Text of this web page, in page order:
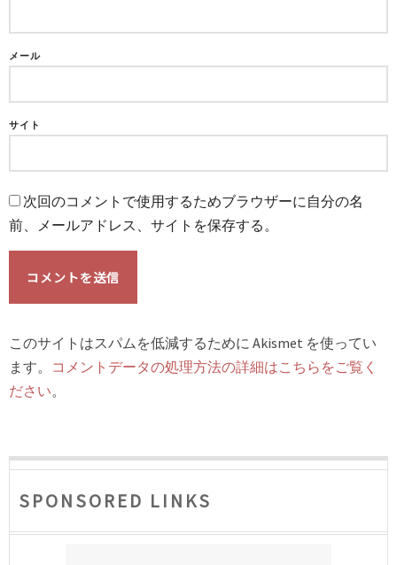
メール
サイト
次回のコメントで使用するためブラウザーに自分の名
前、メールアドレス、サイトを保存する。
このサイトはスパムを低減するために Akismet を使ってい
ます。 コメントデータの処理方法の詳細はこちらをご覧く
ださい。
SPONSORED LINKS